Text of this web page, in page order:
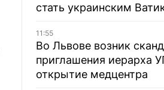
стать украинским
11:55
Во Львове возник
приглашения иерарха
открытие медцентра